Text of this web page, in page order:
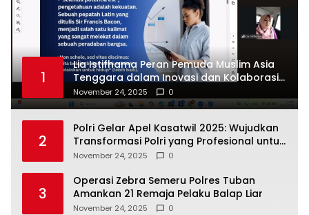
1
Lia Istifhama Peran Pemuda Muslim Asia
Tenggara dalam Inovasi dan Kolaborasi
Internasional
November 24, 2025 0
2
Polri Gelar Apel Kasatwil 2025: Wujudkan
Transformasi Polri yang Profesional untuk
Masyarakat
November 24, 2025 0
3
Operasi Zebra Semeru Polres Tuban
Amankan 21 Remaja Pelaku Balap Liar
November 24, 2025 0